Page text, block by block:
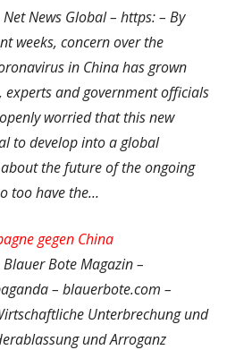
News Global – https: – By
weeks, concern over the
in China has grown
and government officials
worried that this new
to develop into a global
the future of the ongoing
too have the…
gegen China
Bote Magazin –
– blauerbote.com –
Unterbrechung und
und Arroganz